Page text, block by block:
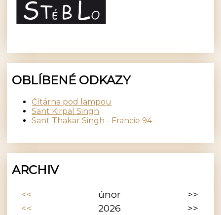
OBLÍBENÉ ODKAZY
Čítárna pod lampou
Sant Kirpal Singh
Sant Thakar Singh - Francie 94
ARCHIV
<< únor
>>
<<
2026
>>